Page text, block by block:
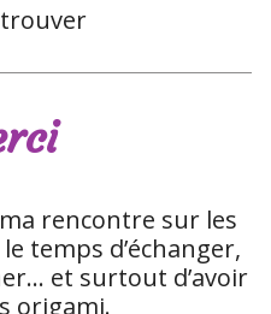
rencontre sur les
temps d’échanger,
et surtout d’avoir
origami.